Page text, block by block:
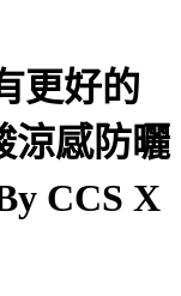
更好的
涼感防曬
CCS X